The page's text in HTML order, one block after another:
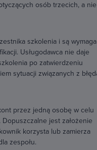
osób trzecich, a nie
szkolenia i są
Usługodawca nie daje
po zatwierdzeniu
sytuacji związanych z
przez jedną osobę w celu
jest założenie
korzysta lub zamierza
zespołu.